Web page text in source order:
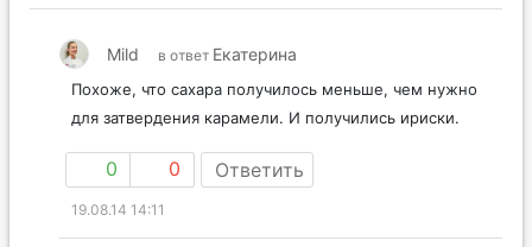
Mild в ответ Екатерина
Похоже, что сахара получилось меньше, чем нужно
для затвердения карамели. И получились ириски.
0 0 Ответить
19.08.14 14:11